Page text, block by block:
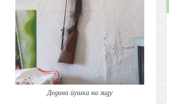
Дедина пушка на зиду